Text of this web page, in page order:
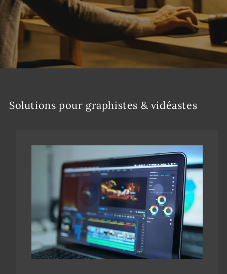
Solutions pour graphistes & vidéastes